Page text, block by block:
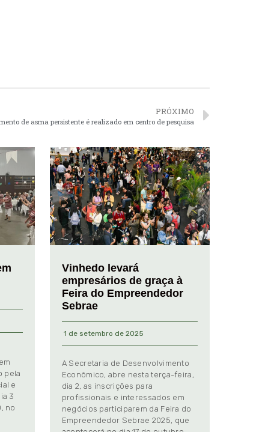
PRÓXIMO
de asma persistente é realizado em centro de pesquisa
pela
e
3
no
Vinhedo levará
empresários de graça à
Feira do Empreendedor
Sebrae
1 de setembro de 2025
A Secretaria de Desenvolvimento
Econômico, abre nesta terça-feira,
dia 2, as inscrições para
profissionais e interessados em
negócios participarem da Feira do
Empreendedor Sebrae 2025, que